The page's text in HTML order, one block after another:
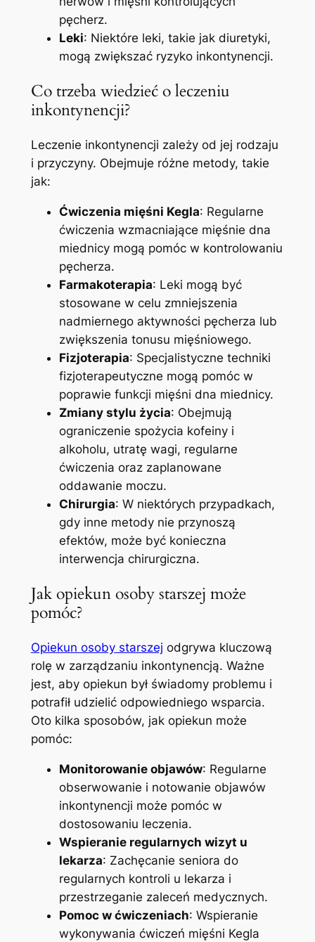
pęcherz.
Leki: Niektóre leki, takie jak diuretyki,
mogą zwiększać ryzyko inkontynencji.
Co trzeba wiedzieć o leczeniu
inkontynencji?
Leczenie inkontynencji zależy od jej rodzaju
i przyczyny. Obejmuje różne metody, takie
jak:
Ćwiczenia mięśni Kegla: Regularne
ćwiczenia wzmacniające mięśnie dna
miednicy mogą pomóc w kontrolowaniu
pęcherza.
Farmakoterapia: Leki mogą być
stosowane w celu zmniejszenia
nadmiernego aktywności pęcherza lub
zwiększenia tonusu mięśniowego.
Fizjoterapia: Specjalistyczne techniki
fizjoterapeutyczne mogą pomóc w
poprawie funkcji mięśni dna miednicy.
Zmiany stylu życia: Obejmują
ograniczenie spożycia kofeiny i
alkoholu, utratę wagi, regularne
ćwiczenia oraz zaplanowane
oddawanie moczu.
Chirurgia: W niektórych przypadkach,
gdy inne metody nie przynoszą
efektów, może być konieczna
interwencja chirurgiczna.
Jak opiekun osoby starszej może
pomóc?
Opiekun osoby starszej odgrywa kluczową
rolę w zarządzaniu inkontynencją. Ważne
jest, aby opiekun był świadomy problemu i
potrafił udzielić odpowiedniego wsparcia.
Oto kilka sposobów, jak opiekun może
pomóc:
Monitorowanie objawów: Regularne
obserwowanie i notowanie objawów
inkontynencji może pomóc w
dostosowaniu leczenia.
Wspieranie regularnych wizyt u
lekarza: Zachęcanie seniora do
regularnych kontroli u lekarza i
przestrzeganie zaleceń medycznych.
Pomoc w ćwiczeniach: Wspieranie
wykonywania ćwiczeń mięśni Kegla